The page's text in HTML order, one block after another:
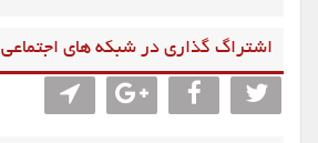
اشتراگ گذاری در شبکه های اجتماعی